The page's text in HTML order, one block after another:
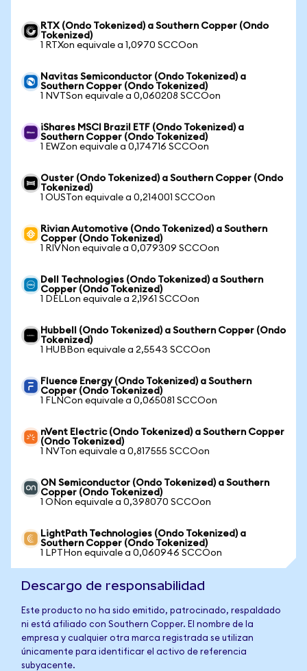
RTX (Ondo Tokenized) a Southern Copper (Ondo
Tokenized)
1 RTXon equivale a 1,0970 SCCOon
Navitas Semiconductor (Ondo Tokenized) a
Southern Copper (Ondo Tokenized)
1 NVTSon equivale a 0,060208 SCCOon
iShares MSCI Brazil ETF (Ondo Tokenized) a
Southern Copper (Ondo Tokenized)
1 EWZon equivale a 0,174716 SCCOon
Ouster (Ondo Tokenized) a Southern Copper (Ondo
Tokenized)
1 OUSTon equivale a 0,214001 SCCOon
Rivian Automotive (Ondo Tokenized) a Southern
Copper (Ondo Tokenized)
1 RIVNon equivale a 0,079309 SCCOon
Dell Technologies (Ondo Tokenized) a Southern
Copper (Ondo Tokenized)
1 DELLon equivale a 2,1961 SCCOon
Hubbell (Ondo Tokenized) a Southern Copper (Ondo
Tokenized)
1 HUBBon equivale a 2,5543 SCCOon
Fluence Energy (Ondo Tokenized) a Southern
Copper (Ondo Tokenized)
1 FLNCon equivale a 0,065081 SCCOon
nVent Electric (Ondo Tokenized) a Southern Copper
(Ondo Tokenized)
1 NVTon equivale a 0,817555 SCCOon
ON Semiconductor (Ondo Tokenized) a Southern
Copper (Ondo Tokenized)
1 ONon equivale a 0,398070 SCCOon
LightPath Technologies (Ondo Tokenized) a
Southern Copper (Ondo Tokenized)
1 LPTHon equivale a 0,060946 SCCOon
Descargo de responsabilidad
Este producto no ha sido emitido, patrocinado, respaldado
ni está afiliado con Southern Copper. El nombre de la
empresa y cualquier otra marca registrada se utilizan
únicamente para identificar el activo de referencia
subyacente.